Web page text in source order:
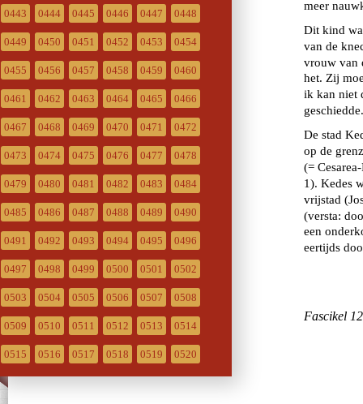
0443 0444 0445 0446 0447 0448
0449 0450 0451 0452 0453 0454
0455 0456 0457 0458 0459 0460
0461 0462 0463 0464 0465 0466
0467 0468 0469 0470 0471 0472
0473 0474 0475 0476 0477 0478
0479 0480 0481 0482 0483 0484
0485 0486 0487 0488 0489 0490
0491 0492 0493 0494 0495 0496
0497 0498 0499 0500 0501 0502
0503 0504 0505 0506 0507 0508
0509 0510 0511 0512 0513 0514
0515 0516 0517 0518 0519 0520